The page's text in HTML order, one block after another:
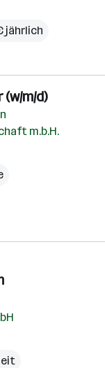
jährlich
m/d)
m.b.H.